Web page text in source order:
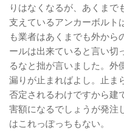
りはなくなるが、あくま
支えているアンカーボルト
も業者はあくまでも外か
ールは出来ていると言い切
るなと拙が言いました。
漏りが止まればよし。止ま
否定されるわけですから建
害額になるでしょうが発注
はこれっぽっちもない。